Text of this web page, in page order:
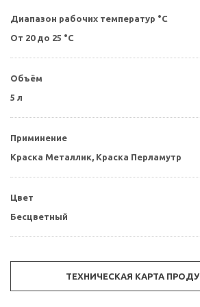
Диапазон рабочих температур °С
От 20 до 25 °C
Объём
5 л
Приминение
Краска Металлик, Краска Перламутр
Цвет
Бесцветный
ТЕХНИЧЕСКАЯ КАРТА